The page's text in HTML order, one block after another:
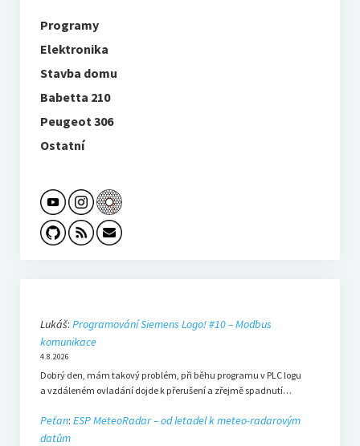
Programy
Elektronika
Stavba domu
Babetta 210
Peugeot 306
Ostatní
Lukáš: Programování Siemens Logo! #10 – Modbus
komunikace
4.8.2026
Dobrý den, mám takový problém, při běhu programu v PLC logu
a vzdáleném ovladání dojde k přerušení a zřejmě spadnutí…
Peťan: ESP MeteoRadar – od letadel k meteo-radarovým
datům